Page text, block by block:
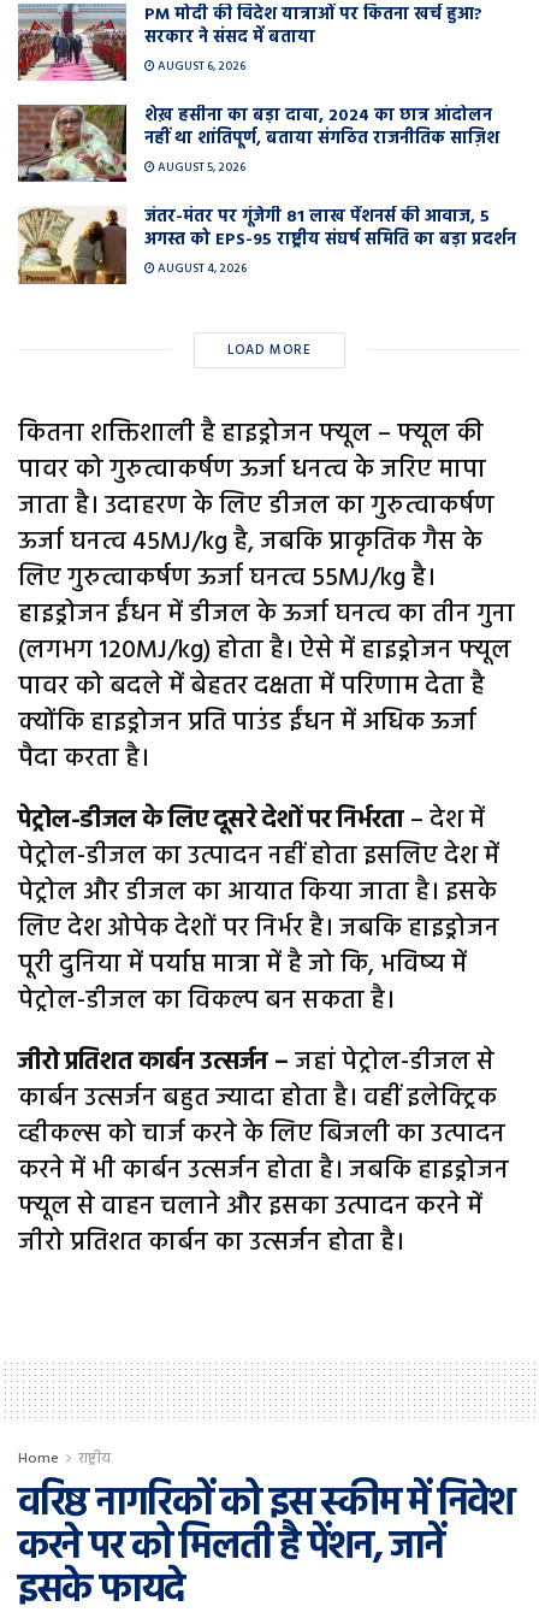
PM मोदी की विदेश यात्राओं पर कितना खर्च हुआ?
सरकार ने संसद में बताया
AUGUST 6, 2026
शेख़ हसीना का बड़ा दावा, 2024 का छात्र आंदोलन
नहीं था शांतिपूर्ण, बताया संगठित राजनीतिक साज़िश
AUGUST 5, 2026
जंतर-मंतर पर गूंजेगी 81 लाख पेंशनर्स की आवाज, 5
अगस्त को EPS-95 राष्ट्रीय संघर्ष समिति का बड़ा प्रदर्शन
AUGUST 4, 2026
LOAD MORE
कितना शक्तिशाली है हाइड्रोजन फ्यूल – फ्यूल की
पावर को गुरुत्वाकर्षण ऊर्जा धनत्व के जरिए मापा
जाता है। उदाहरण के लिए डीजल का गुरुत्वाकर्षण
ऊर्जा घनत्व 45MJ/kg है, जबकि प्राकृतिक गैस के
लिए गुरुत्वाकर्षण ऊर्जा घनत्व 55MJ/kg है।
हाइड्रोजन ईंधन में डीजल के ऊर्जा घनत्व का तीन गुना
(लगभग 120MJ/kg) होता है। ऐसे में हाइड्रोजन फ्यूल
पावर को बदले में बेहतर दक्षता में परिणाम देता है
क्योंकि हाइड्रोजन प्रति पाउंड ईंधन में अधिक ऊर्जा
पैदा करता है।
पेट्रोल-डीजल के लिए दूसरे देशों पर निर्भरता– देश में
पेट्रोल-डीजल का उत्पादन नहीं होता इसलिए देश में
पेट्रोल और डीजल का आयात किया जाता है। इसके
लिए देश ओपेक देशों पर निर्भर है। जबकि हाइड्रोजन
पूरी दुनिया में पर्याप्त मात्रा में है जो कि, भविष्य में
पेट्रोल-डीजल का विकल्प बन सकता है।
जीरो प्रतिशत कार्बन उत्सर्जन –जहां पेट्रोल-डीजल से
कार्बन उत्सर्जन बहुत ज्यादा होता है। वहीं इलेक्ट्रिक
व्हीकल्स को चार्ज करने के लिए बिजली का उत्पादन
करने में भी कार्बन उत्सर्जन होता है। जबकि हाइड्रोजन
फ्यूल से वाहन चलाने और इसका उत्पादन करने में
जीरो प्रतिशत कार्बन का उत्सर्जन होता है।
Home राष्ट्रीय
वरिष्ठ नागरिकों को इस स्कीम में निवेश
करने पर को मिलती है पेंशन, जानें
इसके फायदे